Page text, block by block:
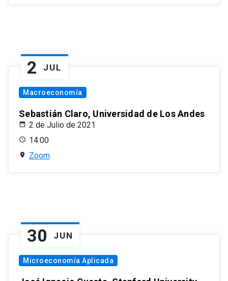
2 JUL
Macroeconomía
Sebastián Claro, Universidad de Los Andes
2 de Julio de 2021
14:00
Zoom
30 JUN
Microeconomía Aplicada